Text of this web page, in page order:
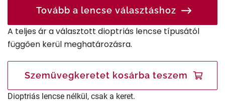
Tovább a lencse választáshoz
A teljes ár a választott dioptriás lencse típusától
függően kerül meghatározásra.
Szemüvegkeretet kosárba teszem
Dioptriás lencse nélkül, csak a keret.